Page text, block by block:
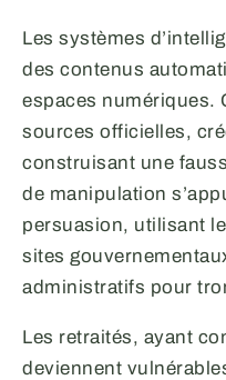
Les systèmes
des contenus
espaces numériques.
sources officielles,
construisant une
de manipulation
persuasion, utilisant
sites
administratifs pour
Les retraités, ayant
deviennent